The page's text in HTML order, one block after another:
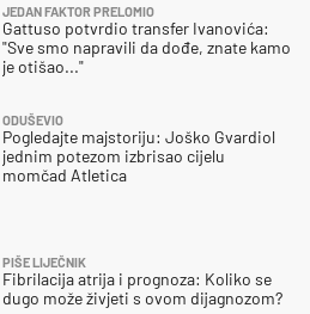
JEDAN FAKTOR PRELOMIO
Gattuso potvrdio transfer Ivanovića:
"Sve smo napravili da dođe, znate kamo
je otišao..."
ODUŠEVIO
Pogledajte majstoriju: Joško Gvardiol
jednim potezom izbrisao cijelu
momčad Atletica
PIŠE LIJEČNIK
Fibrilacija atrija i prognoza: Koliko se
dugo može živjeti s ovom dijagnozom?